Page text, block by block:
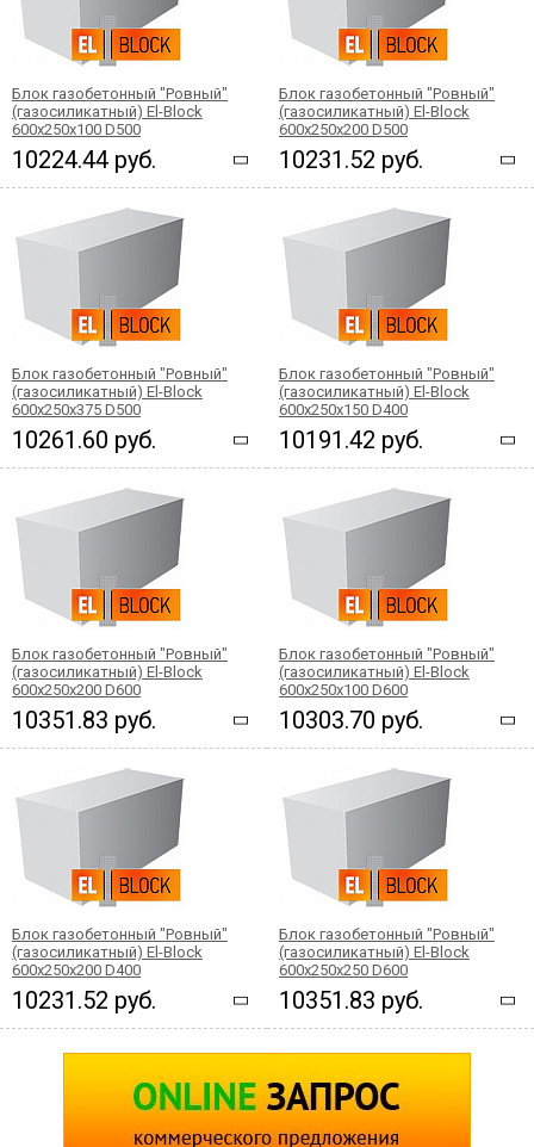
Блок газобетонный "Ровный"
(газосиликатный) El-Block
600х250х100 D500
10224.44 руб.
Блок газобетонный "Ровный"
(газосиликатный) El-Block
600х250х200 D500
10231.52 руб.
Блок газобетонный "Ровный"
(газосиликатный) El-Block
600х250х375 D500
10261.60 руб.
Блок газобетонный "Ровный"
(газосиликатный) El-Block
600х250х150 D400
10191.42 руб.
Блок газобетонный "Ровный"
(газосиликатный) El-Block
600х250х200 D600
10351.83 руб.
Блок газобетонный "Ровный"
(газосиликатный) El-Block
600х250х100 D600
10303.70 руб.
Блок газобетонный "Ровный"
(газосиликатный) El-Block
600х250х200 D400
10231.52 руб.
Блок газобетонный "Ровный"
(газосиликатный) El-Block
600х250х250 D600
10351.83 руб.